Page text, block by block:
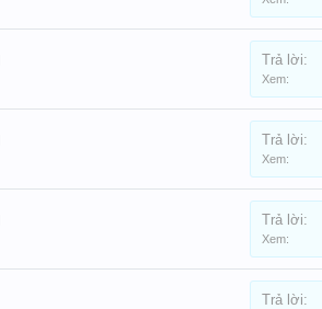
Trả lời:
Xem:
Trả lời:
Xem:
Trả lời:
Xem:
Trả lời: